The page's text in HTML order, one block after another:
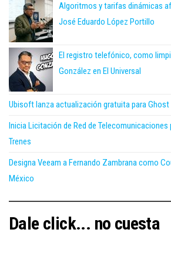
Algoritmos y tarifas dinámicas
José Eduardo López Portillo
El registro telefónico, como
González en El Universal
Ubisoft lanza actualización gratuita para Ghost
Inicia Licitación de Red de Telecomunicaciones
Trenes
Designa Veeam a Fernando Zambrana como
México
Dale click... no cuesta